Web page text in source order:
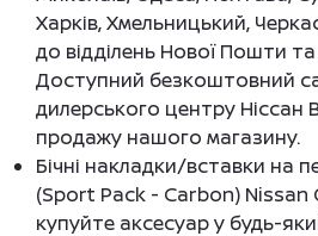
Харків, Хмельницький,
до відділень Нової Пошти
Доступний безкоштовний
дилерського центру Ніссан
продажу нашого магазину.
Бічні накладки/вставки на
(Sport Pack - Carbon) Nissan
купуйте аксесуар у будь-